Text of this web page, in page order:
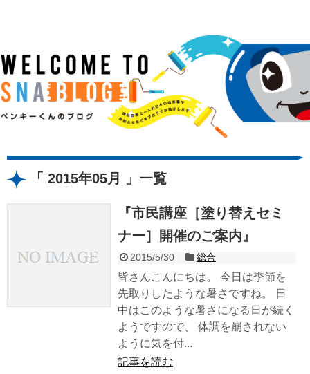
2015年05月 一覧
『市民講座［塗り替えセミ
ナー］開催のご案内』
2015/5/30 総合
皆さんこんにちは。 今日は季節を
先取りしたような暑さですね。 日
中はこのような暑さになる日が続く
ようですので、 体調を崩されない
ように気を付...
記事を読む